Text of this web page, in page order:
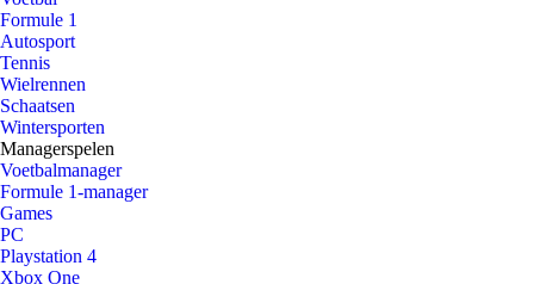
Formule 1
Autosport
Tennis
Wielrennen
Schaatsen
Wintersporten
Managerspelen
Voetbalmanager
Formule 1-manager
Games
PC
Playstation 4
Xbox One